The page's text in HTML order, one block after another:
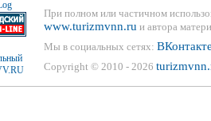
При полном или частичном
www.turizmvnn.ru и автора
Мы в социальных сетях:
Copyright © 2010 - 2026